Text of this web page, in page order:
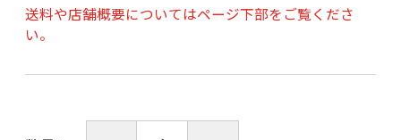
送料や店舗概要についてはページ下部をご覧くださ
い。